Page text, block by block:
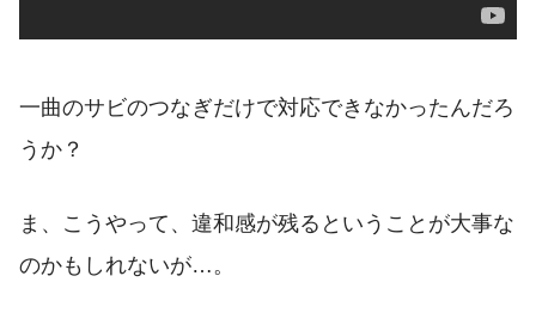
一曲のサビのつなぎだけで対応できなかったんだろ
うか？
ま、こうやって、違和感が残るということが大事な
のかもしれないが…。